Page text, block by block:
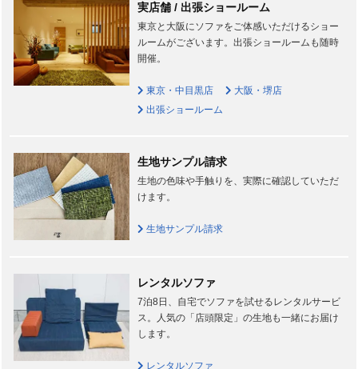
実店舗 / 出張ショールーム
東京と大阪にソファをご体感いただけるショー
ルームがございます。出張ショールームも随時
開催。
東京・中目黒店
大阪・堺店
出張ショールーム
生地サンプル請求
生地の色味や手触りを、実際に確認していただ
けます。
生地サンプル請求
レンタルソファ
7泊8日、自宅でソファを試せるレンタルサービ
ス。人気の「店頭限定」の生地も一緒にお届け
します。
レンタルソファ